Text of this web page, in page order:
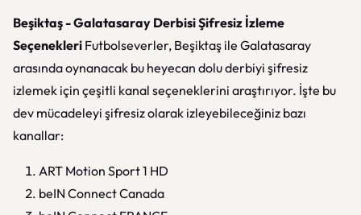
Beşiktaş - Galatasaray Derbisi Şifresiz İzleme
Seçenekleri Futbolseverler, Beşiktaş ile Galatasaray
arasında oynanacak bu heyecan dolu derbiyi şifresiz
izlemek için çeşitli kanal seçeneklerini araştırıyor. İşte bu
dev mücadeleyi şifresiz olarak izleyebileceğiniz bazı
kanallar:
ART Motion Sport 1 HD
beIN Connect Canada